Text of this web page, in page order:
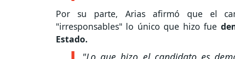
Por su parte, Arias afirmó que el
"irresponsables" lo único que hizo fue
Estado.